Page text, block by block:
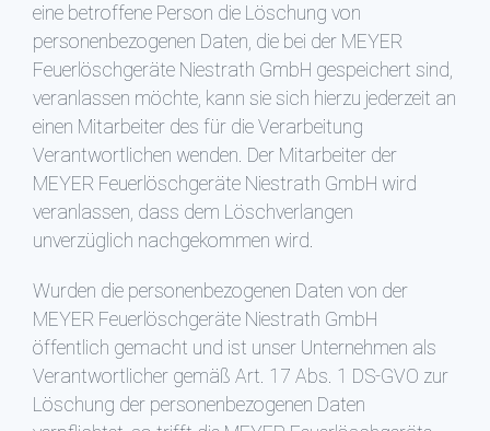
eine betroffene Person die Löschung von
personenbezogenen Daten, die bei der MEYER
Feuerlöschgeräte Niestrath GmbH gespeichert sind,
veranlassen möchte, kann sie sich hierzu jederzeit an
einen Mitarbeiter des für die Verarbeitung
Verantwortlichen wenden. Der Mitarbeiter der
MEYER Feuerlöschgeräte Niestrath GmbH wird
veranlassen, dass dem Löschverlangen
unverzüglich nachgekommen wird.
Wurden die personenbezogenen Daten von der
MEYER Feuerlöschgeräte Niestrath GmbH
öffentlich gemacht und ist unser Unternehmen als
Verantwortlicher gemäß Art. 17 Abs. 1 DS-GVO zur
Löschung der personenbezogenen Daten